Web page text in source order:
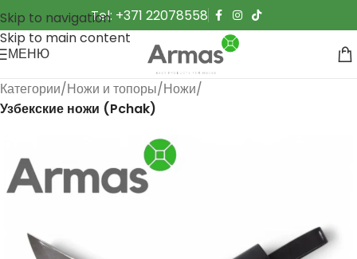
Skip to navigation
Skip to main content
Tel: +371 22078558
МЕНЮ
Категории Ножи и топоры Ножи
Узбекские ножи (Pchak)